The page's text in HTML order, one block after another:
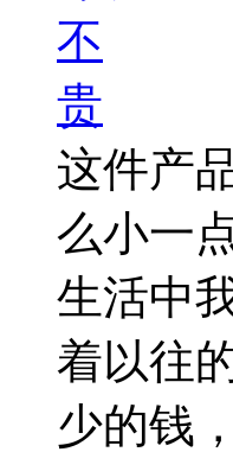
这件产
么小一
生活中
着以往
少的钱